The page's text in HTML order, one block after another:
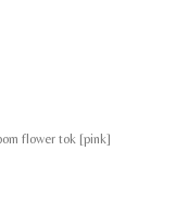
flower tok [pink]